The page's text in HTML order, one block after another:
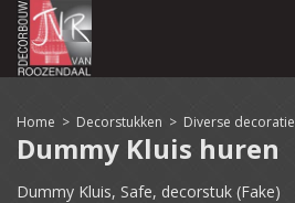
Home > Decorstukken > Diverse decoratie
Dummy Kluis huren
Dummy Kluis, Safe, decorstuk (Fake)